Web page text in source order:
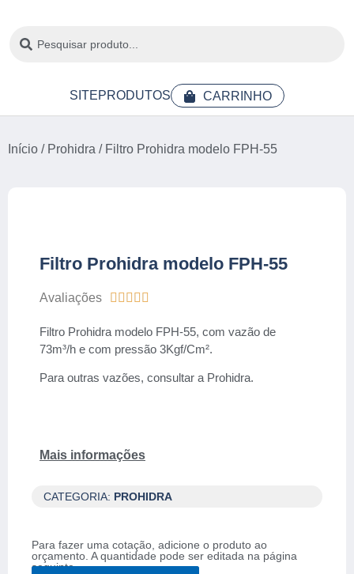
SITEPRODUTOS CARRINHO
Início / Prohidra / Filtro Prohidra modelo FPH-55
Filtro Prohidra modelo FPH-55
Avaliações     
Filtro Prohidra modelo FPH-55, com vazão de
73m³/h e com pressão 3Kgf/Cm².
Para outras vazões, consultar a Prohidra.
Mais informações
CATEGORIA: PROHIDRA
Para fazer uma cotação, adicione o produto ao
orçamento. A quantidade pode ser editada na página
seguinte.